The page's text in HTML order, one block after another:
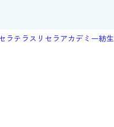
ラテラス リセラアカデミー紡生